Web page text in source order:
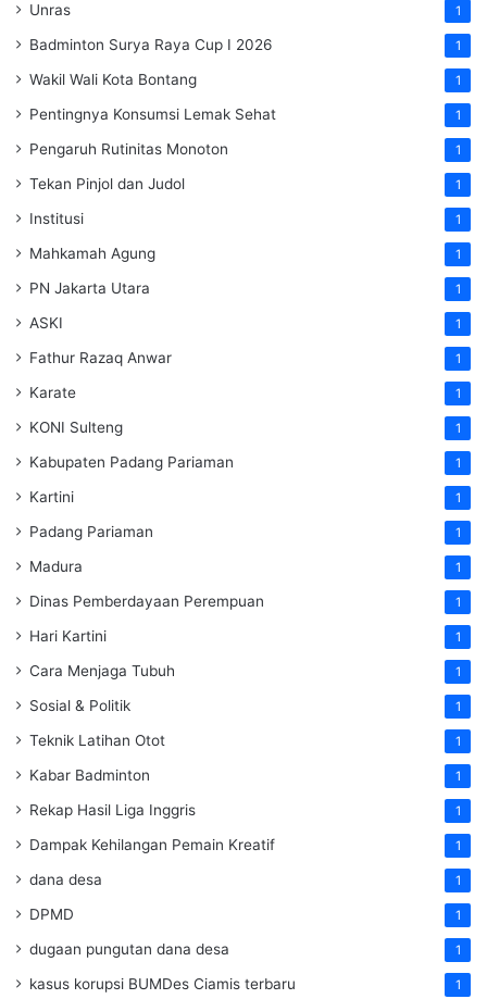
Unras 1
Badminton Surya Raya Cup I 2026 1
Wakil Wali Kota Bontang 1
Pentingnya Konsumsi Lemak Sehat 1
Pengaruh Rutinitas Monoton 1
Tekan Pinjol dan Judol 1
Institusi 1
Mahkamah Agung 1
PN Jakarta Utara 1
ASKI 1
Fathur Razaq Anwar 1
Karate 1
KONI Sulteng 1
Kabupaten Padang Pariaman 1
Kartini 1
Padang Pariaman 1
Madura 1
Dinas Pemberdayaan Perempuan 1
Hari Kartini 1
Cara Menjaga Tubuh 1
Sosial & Politik 1
Teknik Latihan Otot 1
Kabar Badminton 1
Rekap Hasil Liga Inggris 1
Dampak Kehilangan Pemain Kreatif 1
dana desa 1
DPMD 1
dugaan pungutan dana desa 1
kasus korupsi BUMDes Ciamis terbaru 1